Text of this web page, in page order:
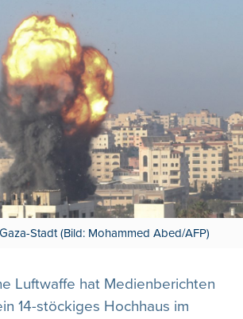
Stadt (Bild: Mohammed Abed/AFP)
Luftwaffe hat Medienberichten
14-stöckiges Hochhaus im